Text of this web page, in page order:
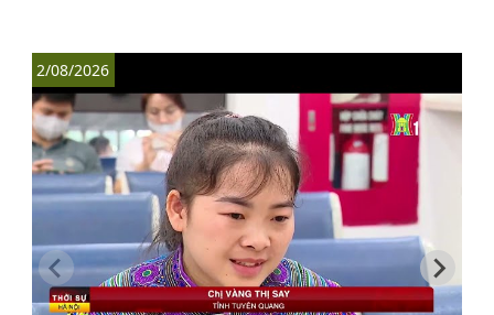
2/08/2026